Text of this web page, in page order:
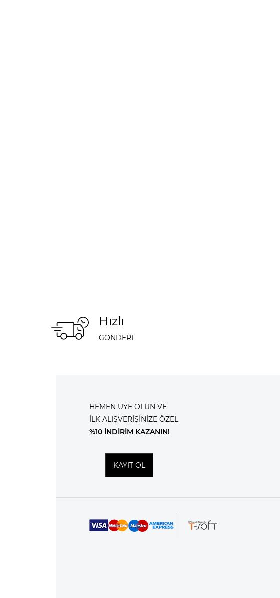
Hızlı
GÖNDERİ
HEMEN ÜYE OLUN VE
İLK ALIŞVERİŞİNİZE ÖZEL
%10 İNDİRİM KAZANIN!
KAYIT OL